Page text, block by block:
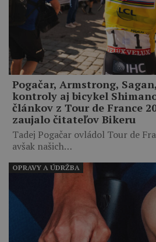
Pogačar, Armstrong,
kontroly aj bicykel
článkov z Tour de France
zaujalo čitateľov Bikeru
Tadej Pogačar ovládol Tour de
avšak našich…
OPRAVY A ÚDRŽBA